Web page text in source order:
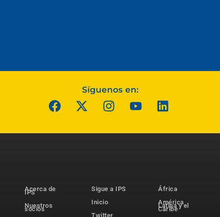
Síguenos en:
Acerca de
IPS
Nuestros
socios
Sigue a IPS
Inicio
Twitter
África
América
Latina y el
Caribe